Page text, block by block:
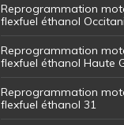
Reprogrammation
flexfuel éthanol
Reprogrammation
flexfuel éthanol Haute
Reprogrammation
flexfuel éthanol 31